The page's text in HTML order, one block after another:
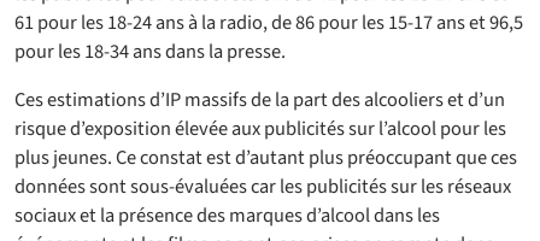
61 pour les 18-24 ans à la radio, de 86 pour les 15-17 ans et 96,5
pour les 18-34 ans dans la presse.
Ces estimations d’IP massifs de la part des alcooliers et d’un
risque d’exposition élevée aux publicités sur l’alcool pour les
plus jeunes. Ce constat est d’autant plus préoccupant que ces
données sont sous-évaluées car les publicités sur les réseaux
sociaux et la présence des marques d’alcool dans les